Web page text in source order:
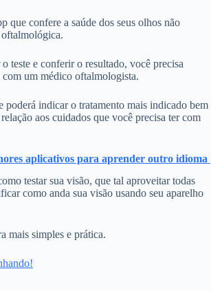
que confere a saúde dos seus olhos não
teste e conferir o resultado, você precisa
um médico oftalmologista.
poderá indicar o tratamento mais indicado bem
aos cuidados que você precisa ter com
aplicativos para aprender outro idioma
testar sua visão, que tal aproveitar todas
como anda sua visão usando seu aparelho
mais simples e prática.